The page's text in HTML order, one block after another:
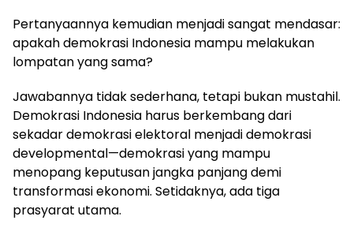
Pertanyaannya kemudian menjadi sangat mendasar:
apakah demokrasi Indonesia mampu melakukan
lompatan yang sama?
Jawabannya tidak sederhana, tetapi bukan mustahil.
Demokrasi Indonesia harus berkembang dari
sekadar demokrasi elektoral menjadi demokrasi
developmental—demokrasi yang mampu
menopang keputusan jangka panjang demi
transformasi ekonomi. Setidaknya, ada tiga
prasyarat utama.